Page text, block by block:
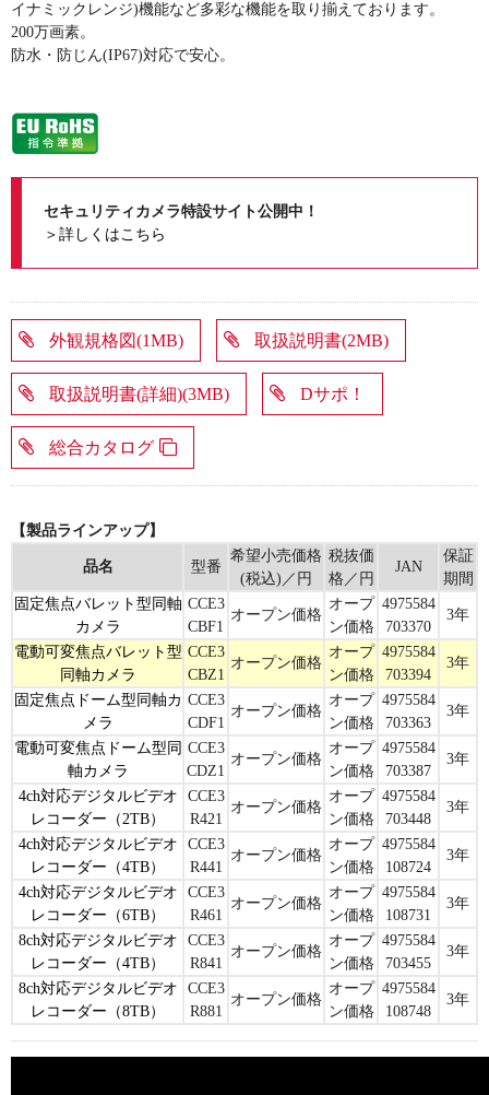
イナミックレンジ)機能など多彩な機能を取り揃えております。
200万画素。
防水・防じん(IP67)対応で安心。
セキュリティカメラ特設サイト公開中！
＞詳しくはこちら
外観規格図(1MB) 取扱説明書(2MB)
取扱説明書(詳細)(3MB) Dサポ！
総合カタログ
【製品ラインアップ】
品名 型番
希望小売価格
(税込)／円
税抜価
格／円
JAN
保証
期間
固定焦点バレット型同軸
カメラ
CCE3
CBF1
オープン価格
オープ
ン価格
4975584
703370
3年
電動可変焦点バレット型
同軸カメラ
CCE3
CBZ1
オープン価格
オープ
ン価格
4975584
703394
3年
固定焦点ドーム型同軸カ
メラ
CCE3
CDF1
オープン価格
オープ
ン価格
4975584
703363
3年
電動可変焦点ドーム型同
軸カメラ
CCE3
CDZ1
オープン価格
オープ
ン価格
4975584
703387
3年
4ch対応デジタルビデオ
レコーダー（2TB）
CCE3
R421
オープン価格
オープ
ン価格
4975584
703448
3年
4ch対応デジタルビデオ
レコーダー（4TB）
CCE3
R441
オープン価格
オープ
ン価格
4975584
108724
3年
4ch対応デジタルビデオ
レコーダー（6TB）
CCE3
R461
オープン価格
オープ
ン価格
4975584
108731
3年
8ch対応デジタルビデオ
レコーダー（4TB）
CCE3
R841
オープン価格
オープ
ン価格
4975584
703455
3年
8ch対応デジタルビデオ
レコーダー（8TB）
CCE3
R881
オープン価格
オープ
ン価格
4975584
108748
3年